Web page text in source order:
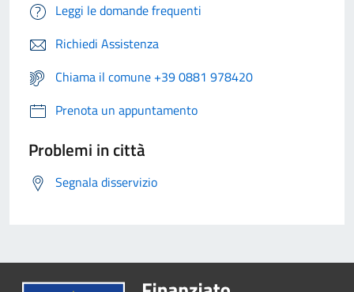
Leggi le domande frequenti
Richiedi Assistenza
Chiama il comune +39 0881 978420
Prenota un appuntamento
Problemi in città
Segnala disservizio